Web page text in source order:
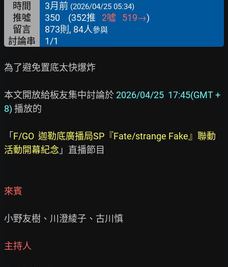
時間 3月前 (2026/04/25 05:34)
推噓 350 (352推 2噓 519→)
留言
873則, 84人參與
討論串 1/1
為了避免置底太快爆炸
本文開放給板友集中討論於 2026/04/25  17:45(GMT +
8) 播放的
「 F/GO  迦勒底廣播局SP『Fate/strange Fake』聯動
活動開幕紀念 」直播節目
來賓
小野友樹、川澄綾子、古川慎
主持人